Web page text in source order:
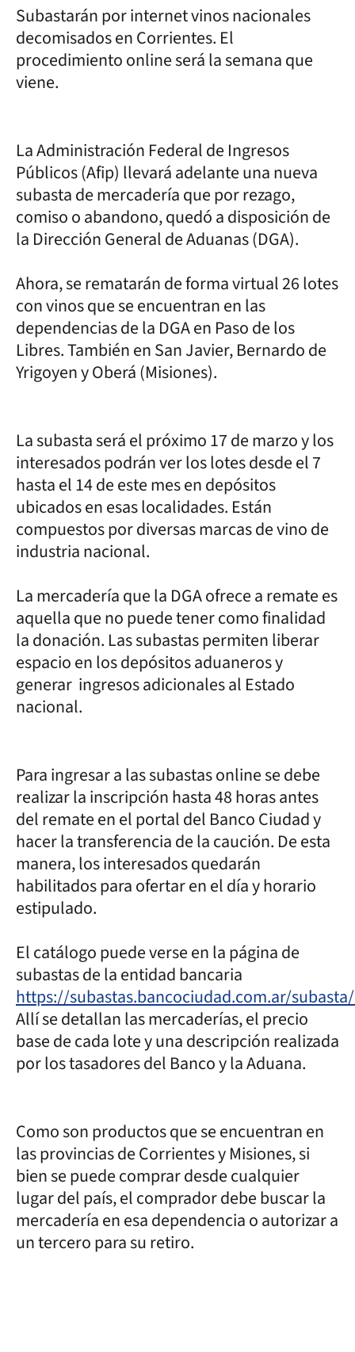
Subastarán por internet vinos nacionales
decomisados en Corrientes. El
procedimiento online será la semana que
viene.
La Administración Federal de Ingresos
Públicos (Afip) llevará adelante una nueva
subasta de mercadería que por rezago,
comiso o abandono, quedó a disposición de
la Dirección General de Aduanas (DGA).
Ahora, se rematarán de forma virtual 26 lotes
con vinos que se encuentran en las
dependencias de la DGA en Paso de los
Libres. También en San Javier, Bernardo de
Yrigoyen y Oberá (Misiones).
La subasta será el próximo 17 de marzo y los
interesados podrán ver los lotes desde el 7
hasta el 14 de este mes en depósitos
ubicados en esas localidades. Están
compuestos por diversas marcas de vino de
industria nacional.
La mercadería que la DGA ofrece a remate es
aquella que no puede tener como finalidad
la donación. Las subastas permiten liberar
espacio en los depósitos aduaneros y
generar ingresos adicionales al Estado
nacional.
Para ingresar a las subastas online se debe
realizar la inscripción hasta 48 horas antes
del remate en el portal del Banco Ciudad y
hacer la transferencia de la caución. De esta
manera, los interesados quedarán
habilitados para ofertar en el día y horario
estipulado.
El catálogo puede verse en la página de
subastas de la entidad bancaria
https://subastas.bancociudad.com.ar/
Allí se detallan las mercaderías, el precio
base de cada lote y una descripción realizada
por los tasadores del Banco y la Aduana.
Como son productos que se encuentran en
las provincias de Corrientes y Misiones, si
bien se puede comprar desde cualquier
lugar del país, el comprador debe buscar la
mercadería en esa dependencia o autorizar a
un tercero para su retiro.